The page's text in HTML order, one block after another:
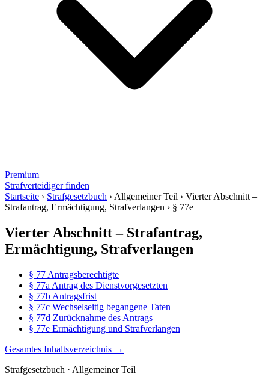
Premium
Strafverteidiger finden
Startseite › Strafgesetzbuch › Allgemeiner Teil › Vierter Abschnitt –
Strafantrag, Ermächtigung, Strafverlangen › § 77e
Vierter Abschnitt – Strafantrag,
Ermächtigung, Strafverlangen
§ 77 Antragsberechtigte
§ 77a Antrag des Dienstvorgesetzten
§ 77b Antragsfrist
§ 77c Wechselseitig begangene Taten
§ 77d Zurücknahme des Antrags
§ 77e Ermächtigung und Strafverlangen
Gesamtes Inhaltsverzeichnis →
Strafgesetzbuch · Allgemeiner Teil